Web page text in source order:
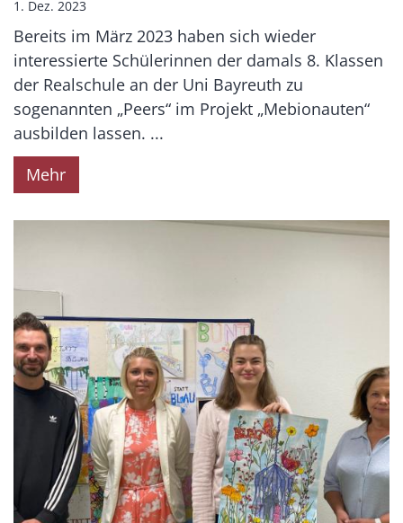
1. Dez. 2023
Bereits im März 2023 haben sich wieder
interessierte Schülerinnen der damals 8. Klassen
der Realschule an der Uni Bayreuth zu
sogenannten „Peers“ im Projekt „Mebionauten“
ausbilden lassen. ...
Mehr